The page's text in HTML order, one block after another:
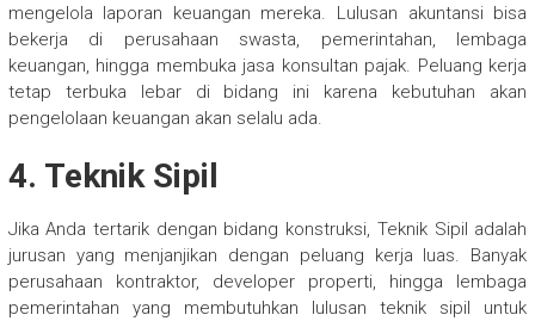
mengelola laporan keuangan mereka. Lulusan akuntansi bisa
bekerja di perusahaan swasta, pemerintahan, lembaga
keuangan, hingga membuka jasa konsultan pajak. Peluang kerja
tetap terbuka lebar di bidang ini karena kebutuhan akan
pengelolaan keuangan akan selalu ada.
4. Teknik Sipil
Jika Anda tertarik dengan bidang konstruksi, Teknik Sipil adalah
jurusan yang menjanjikan dengan peluang kerja luas. Banyak
perusahaan kontraktor, developer properti, hingga lembaga
pemerintahan yang membutuhkan lulusan teknik sipil untuk